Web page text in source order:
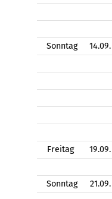
Sonntag 14.09.
Freitag 19.09.
Sonntag 21.09.